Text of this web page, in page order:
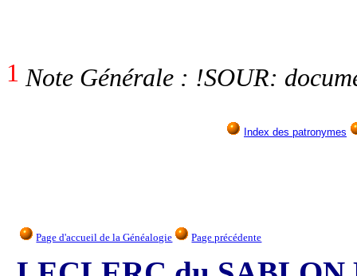
1 Note Générale : !SOUR:
Index des patronymes
Page d'accueil de la Généalogie Page précédente